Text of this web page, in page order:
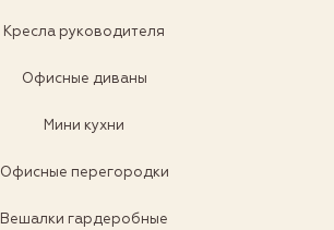
Кресла руководителя
Офисные диваны
Мини кухни
Офисные перегородки
Вешалки гардеробные